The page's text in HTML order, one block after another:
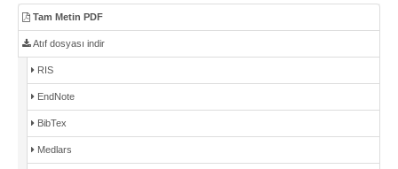
Tam Metin PDF
Atıf dosyası indir
RIS
EndNote
BibTex
Medlars